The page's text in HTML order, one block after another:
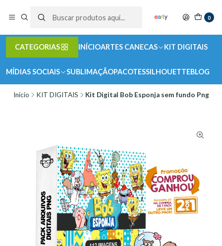
0
CATEGORIAS INÍCIOARTES CANECAS KIT DIGITAIS
MÍDIAS SOCIAIS SUBLIMAÇÃOPACOTESSILHOUETTEBLOG
Início KIT DIGITAIS Kit Digital Bob Esponja sem fundo Png